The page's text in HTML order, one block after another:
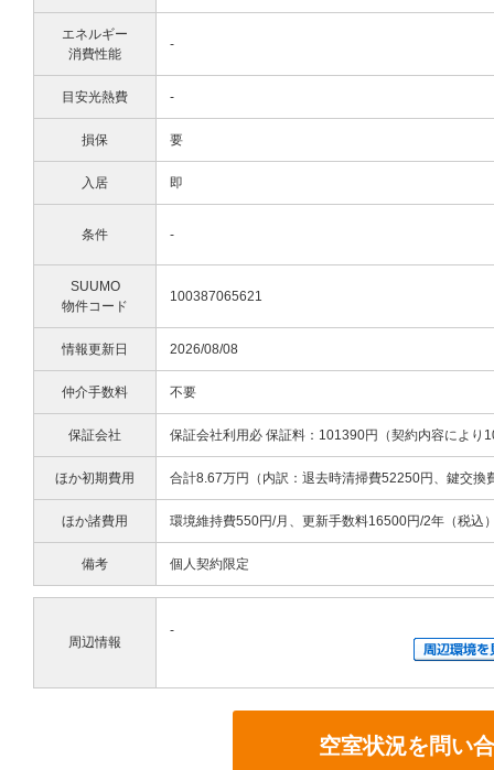
エネルギー
消費性能
-
目安光熱費 -
損保 要
入居 即
条件 -
SUUMO
物件コード
100387065621
情報更新日 2026/08/08
仲介手数料 不要
保証会社 保証会社利用必 保証料：101390円（契約内容によ
ほか初期費用 合計8.67万円（内訳：退去時清掃費52250円、鍵交
ほか諸費用 環境維持費550円/月、更新手数料16500円/2年（税込
備考 個人契約限定
周辺情報
-
空室状況を問い